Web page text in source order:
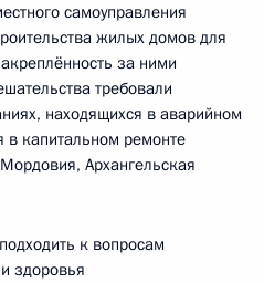
самоуправления
жилых домов для
за ними
требовали
находящихся в аварийном
в капитальном ремонте
Архангельская
к вопросам
здоровья